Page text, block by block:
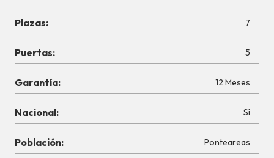
Plazas: 7
Puertas: 5
Garantía: 12 Meses
Nacional: Sí
Población: Ponteareas